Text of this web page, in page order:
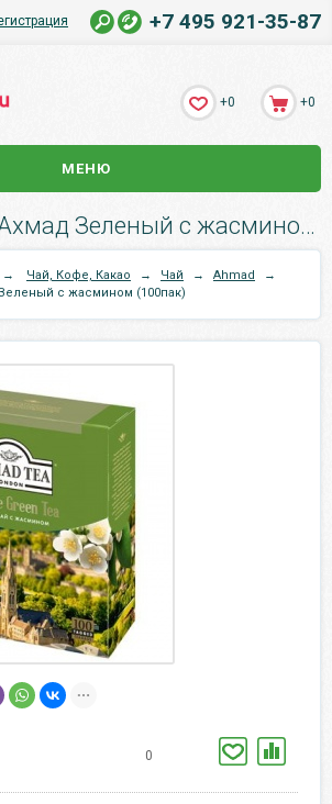
+7 495 921-35-87
+0 +0
МЕНЮ
Чай Ahmad / Ахмад Зеленый с жасмином (100пак).
→ Чай, Кофе, Какао → Чай → Ahmad
→
с жасмином (100пак)
0